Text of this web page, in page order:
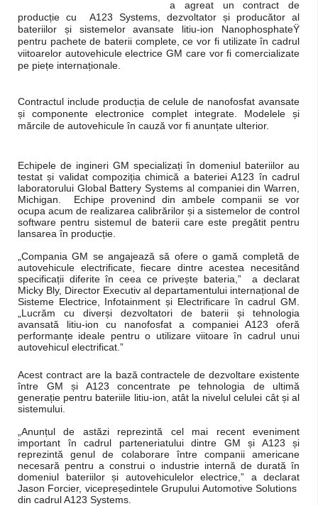
a agreat un contract de
producție cu A123 Systems , dezvoltator și producător al
bateriilor și sistemelor avansate litiu-ion NanophosphateŸ
pentru pachete de baterii complete, ce vor fi utilizate în cadrul
viitoarelor autovehicule electrice GM care vor fi comercializate
pe piețe internaționale.
Contractul include producția de celule de nanofosfat avansate
și componente electronice complet integrate. Modelele și
mărcile de autovehicule în cauză vor fi anunțate ulterior.
Echipele de ingineri GM specializați în domeniul bateriilor au
testat și validat compoziția chimică a bateriei A123 în cadrul
laboratorului Global Battery Systems al companiei din Warren,
Michigan. Echipe provenind din ambele companii se vor
ocupa acum de realizarea calibrărilor și a sistemelor de control
software pentru sistemul de baterii care este pregătit pentru
lansarea în producție.
„Compania GM se angajează să ofere o gamă completă de
autovehicule electrificate, fiecare dintre acestea necesitând
specificații diferite în ceea ce privește bateria,” a declarat
Micky Bly, Director Executiv al departamentului internațional de
Sisteme Electrice, Infotainment și Electrificare în cadrul GM.
„Lucrăm cu diverși dezvoltatori de baterii și tehnologia
avansată litiu-ion cu nanofosfat a companiei A123 oferă
performanțe ideale pentru o utilizare viitoare în cadrul unui
autovehicul electrificat.”
Acest contract are la bază contractele de dezvoltare existente
între GM și A123 concentrate pe tehnologia de ultimă
generație pentru bateriile litiu-ion, atât la nivelul celulei cât și al
sistemului.
„Anunțul de astăzi reprezintă cel mai recent eveniment
important în cadrul parteneriatului dintre GM și A123 și
reprezintă genul de colaborare între companii americane
necesară pentru a construi o industrie internă de durată în
domeniul bateriilor și autovehiculelor electrice,” a declarat
Jason Forcier, vicepreședintele Grupului Automotive Solutions
din cadrul A123 Systems.